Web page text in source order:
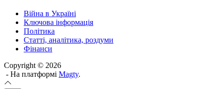
Війна в Україні
Ключова інформація
Політика
Статті, аналітика, роздуми
Фінанси
Copyright © 2026
- На платформі Magty.